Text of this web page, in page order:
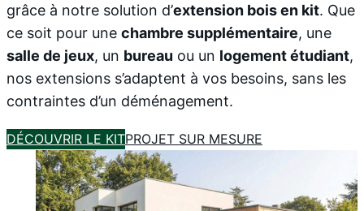
grâce à notre solution d’extension bois en kit. Que
ce soit pour une chambre supplémentaire, une
salle de jeux, un bureau ou un logement étudiant,
nos extensions s’adaptent à vos besoins, sans les
contraintes d’un déménagement.
DÉCOUVRIR LE KITPROJET SUR MESURE